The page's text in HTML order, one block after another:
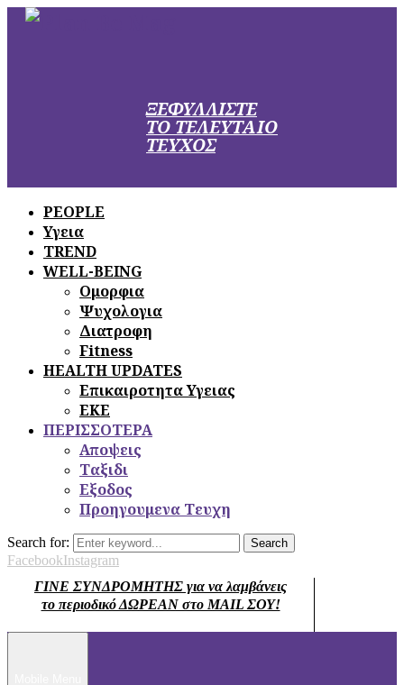
ΞΕΦΥΛΛΙΣΤΕ
ΤΟ ΤΕΛΕΥΤΑΙΟ
ΤΕΥΧΟΣ
PEOPLE
Υγεια
TREND
WELL-BEING
Ομορφια
Ψυχολογια
Διατροφη
Fitness
HEALTH UPDATES
Επικαιροτητα Υγειας
ΕΚΕ
ΠΕΡΙΣΣΟΤΕΡΑ
Αποψεις
Ταξιδι
Εξοδος
Προηγουμενα Τευχη
Search for: Search
FacebookInstagram
ΓΙΝΕ ΣΥΝΔΡΟΜΗΤΗΣ για να λαμβάνεις
το περιοδικό ΔΩΡΕΑΝ στο MAIL ΣΟΥ!